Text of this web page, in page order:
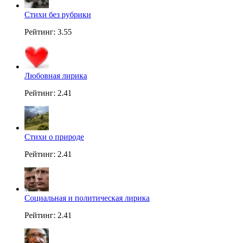
Стихи без рубрики
Рейтинг: 3.55
Любовная лирика
Рейтинг: 2.41
Стихи о природе
Рейтинг: 2.41
Социальная и политическая лирика
Рейтинг: 2.41